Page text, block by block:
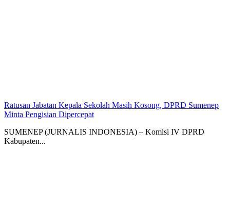
Ratusan Jabatan Kepala Sekolah Masih Kosong, DPRD Sumenep
Minta Pengisian Dipercepat
SUMENEP (JURNALIS INDONESIA) – Komisi IV DPRD
Kabupaten...